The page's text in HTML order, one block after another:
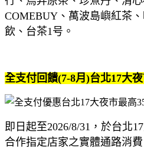
COMEBUY、萬波島嶼紅茶
飲、台茶1号。
全支付回饋(7-8月)台北17大
即日起至2026/8/31，於台北
合作指定店家之實體通路消